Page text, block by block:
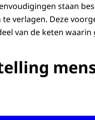
staan
verlagen. Deze
van de keten